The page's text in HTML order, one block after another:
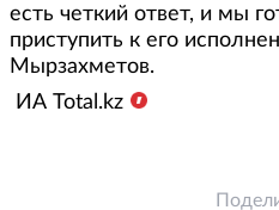
есть четкий ответ, и мы
приступить к его
Мырзахметов.
ИА Total.kz